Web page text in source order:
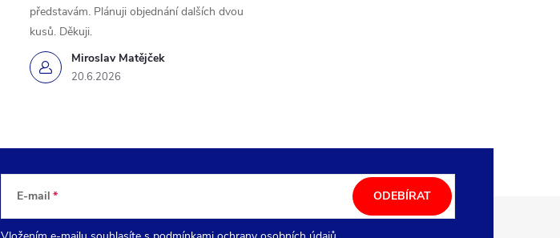
Miroslav Matějček
20.6.2026
představám. Plánuji objednání dalších dvou
kusů. Děkuji.
E-mail ODEBÍRAT